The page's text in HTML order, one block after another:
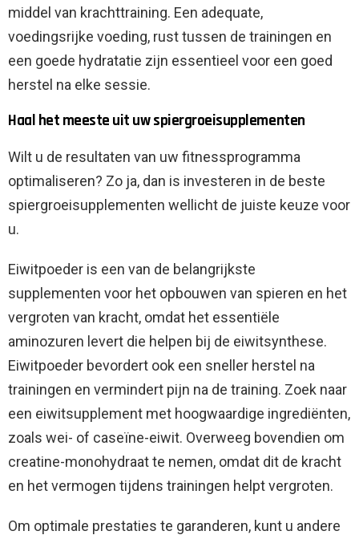
middel van krachttraining. Een adequate,
voedingsrijke voeding, rust tussen de trainingen en
een goede hydratatie zijn essentieel voor een goed
herstel na elke sessie.
Haal het meeste uit uw spiergroeisupplementen
Wilt u de resultaten van uw fitnessprogramma
optimaliseren? Zo ja, dan is investeren in de beste
spiergroeisupplementen wellicht de juiste keuze voor
u.
Eiwitpoeder is een van de belangrijkste
supplementen voor het opbouwen van spieren en het
vergroten van kracht, omdat het essentiële
aminozuren levert die helpen bij de eiwitsynthese.
Eiwitpoeder bevordert ook een sneller herstel na
trainingen en vermindert pijn na de training. Zoek naar
een eiwitsupplement met hoogwaardige ingrediënten,
zoals wei- of caseïne-eiwit. Overweeg bovendien om
creatine-monohydraat te nemen, omdat dit de kracht
en het vermogen tijdens trainingen helpt vergroten.
Om optimale prestaties te garanderen, kunt u andere